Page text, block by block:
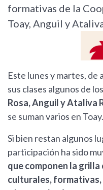
formativas de la
Toay, Anguil y
Este lunes y martes, de
sus clases algunos de
Rosa, Anguil y Ataliva
se suman varios en Toay.
Si bien restan algunos
participación ha sido
que componen la
culturales,